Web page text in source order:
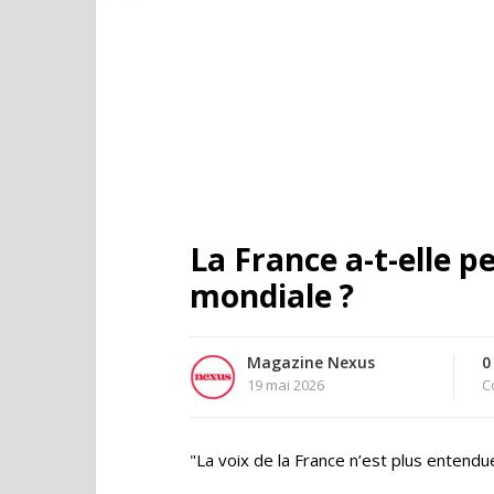
La France a-t-elle
mondiale ?
Magazine Nexus
19 mai 2026
0
"La voix de la France n’est plus